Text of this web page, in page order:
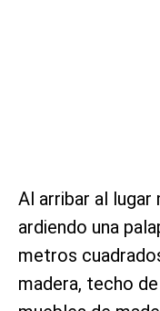
Al arribar al
ardiendo una
metros
madera, techo